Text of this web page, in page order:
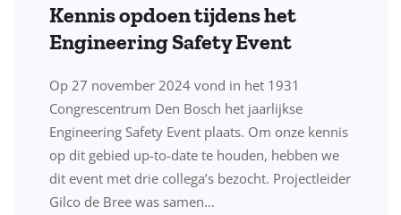
Kennis opdoen tijdens het
Engineering Safety Event
Op 27 november 2024 vond in het 1931
Congrescentrum Den Bosch het jaarlijkse
Engineering Safety Event plaats. Om onze kennis
op dit gebied up-to-date te houden, hebben we
dit event met drie collega’s bezocht. Projectleider
Gilco de Bree was samen…